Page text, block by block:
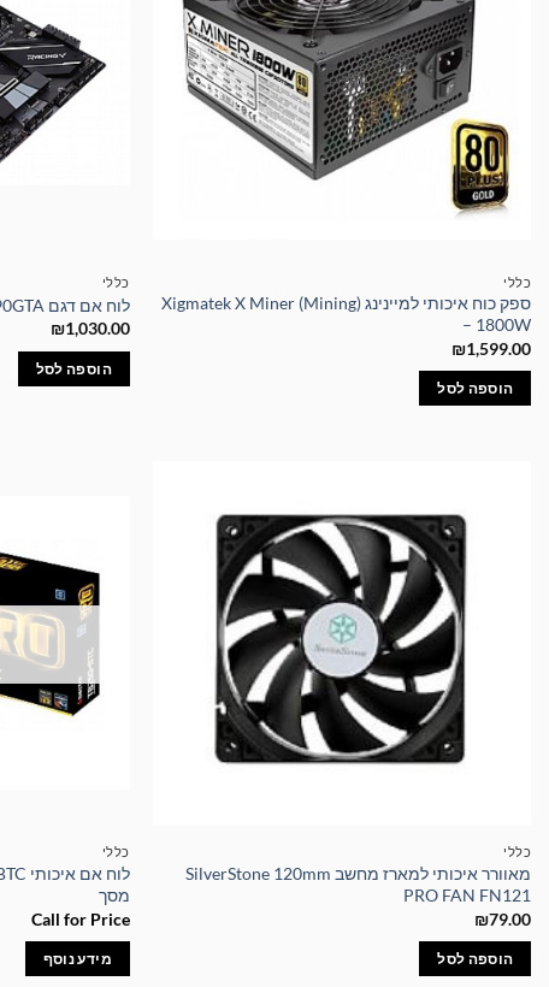
כללי
ספק כוח איכותי למיינינג Xigmatek X Miner (Mining)
– 1800W
₪1,599.00
הוספה לסל
כללי
לוח אם דגם Z490GTA מבית BIOSTAR
₪1,030.00
הוספה לסל
כללי
מאוורר איכותי למארז מחשב SilverStone 120mm
PRO FAN FN121
₪79.00
הוספה לסל
כללי
מסך
Call for Price
מידע נוסף